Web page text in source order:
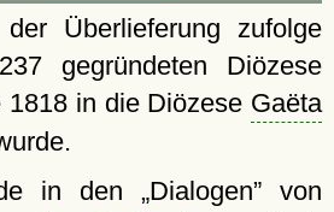
Überlieferung zufolge
gegründeten Diözese
1818 in die Diözese Gaëta
in den
Dialogen von